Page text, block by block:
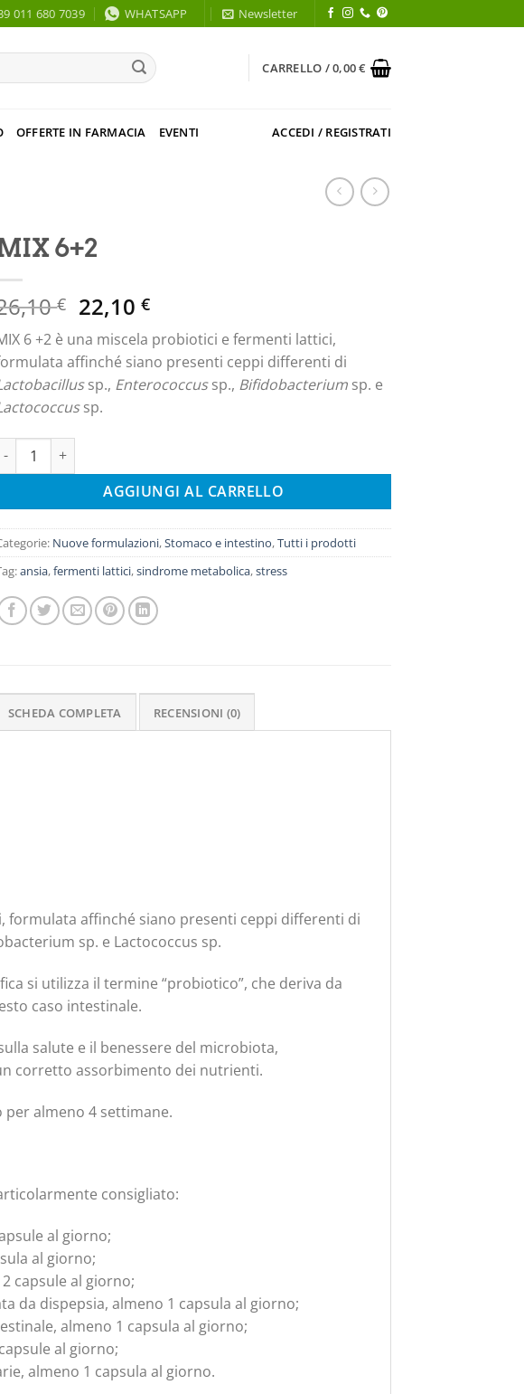
011 680 7039 WHATSAPP Newsletter
CARRELLO /0,00€
OFFERTE IN FARMACIA EVENTI ACCEDI / REGISTRATI
6+2
€ Il
prezzo
originale
era:
26,10 €.
22,10 €Il
prezzo
attuale
è:
22,10 €.
6 +2 è una miscela probiotici e fermenti lattici,
affinché siano presenti ceppi differenti di
sp., Enterococcussp., Bifidobacterium sp. e
sp.
MIX 6+2 quantità
AGGIUNGI AL CARRELLO
Nuove formulazioni,Stomaco e intestino,Tutti i prodotti
ansia,fermenti lattici,sindrome metabolica,stress
SCHEDA COMPLETA RECENSIONI (0)
formulata affinché siano presenti ceppi differenti di
sp. e Lactococcus sp.
si utilizza il termine “probiotico”, che deriva da
caso intestinale.
salute e il benessere del microbiota,
corretto assorbimento dei nutrienti.
per almeno 4 settimane.
consigliato:
al giorno;
al giorno;
capsule al giorno;
da dispepsia, almeno 1 capsula al giorno;
almeno 1 capsula al giorno;
al giorno;
almeno 1 capsula al giorno.